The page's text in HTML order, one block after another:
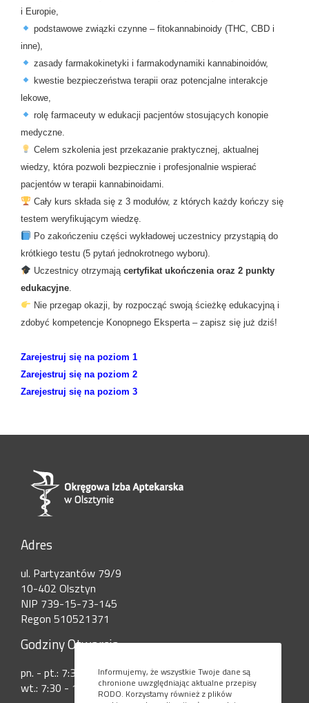
i Europie,
podstawowe związki czynne – fitokannabinoidy (THC, CBD i
inne),
zasady farmakokinetyki i farmakodynamiki kannabinoidów,
kwestie bezpieczeństwa terapii oraz potencjalne interakcje
lekowe,
rolę farmaceuty w edukacji pacjentów stosujących konopie
medyczne.
Celem szkolenia jest przekazanie praktycznej, aktualnej
wiedzy, która pozwoli bezpiecznie i profesjonalnie wspierać
pacjentów w terapii kannabinoidami.
Cały kurs składa się z 3 modułów, z których każdy kończy się
testem weryfikującym wiedzę.
Po zakończeniu części wykładowej uczestnicy przystąpią do
krótkiego testu (5 pytań jednokrotnego wyboru).
Uczestnicy otrzymają certyfikat ukończenia oraz 2 punkty
edukacyjne.
Nie przegap okazji, by rozpocząć swoją ścieżkę edukacyjną i
zdobyć kompetencje Konopnego Eksperta – zapisz się już dziś!
Zarejestruj się na poziom 1
Zarejestruj się na poziom 2
Zarejestruj się na poziom 3
Adres
ul. Partyzantów 79/9
10-402 Olsztyn
NIP 739-15-73-145
Regon 510521371
Godziny Otwarcia
pn. - pt.: 7:30 - 15:00
wt.: 7:30 - 17:30
Informujemy, że wszystkie Twoje dane są
chronione uwzględniając aktualne przepisy
RODO. Korzystamy również z plików